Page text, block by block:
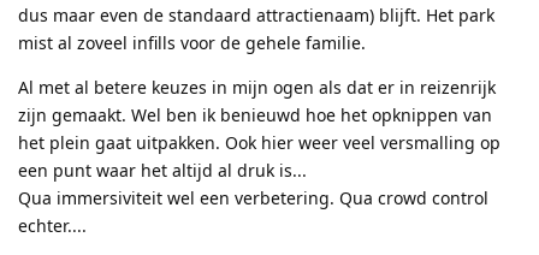
dus maar even de standaard attractienaam) blijft. Het park
mist al zoveel infills voor de gehele familie.
Al met al betere keuzes in mijn ogen als dat er in reizenrijk
zijn gemaakt. Wel ben ik benieuwd hoe het opknippen van
het plein gaat uitpakken. Ook hier weer veel versmalling op
een punt waar het altijd al druk is...
Qua immersiviteit wel een verbetering. Qua crowd control
echter....